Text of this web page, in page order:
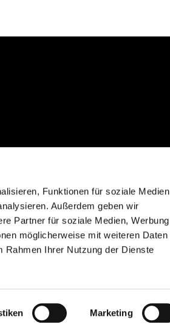
Funktionen für soziale Medien
Außerdem geben wir
Partner für soziale Medien, Werbung
möglicherweise mit weiteren Daten
Rahmen Ihrer Nutzung der Dienste
Marketing
ChurchDesk-Login